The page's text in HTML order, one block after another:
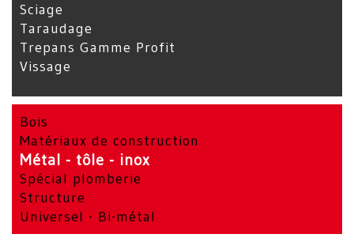
Sciage
Taraudage
Trepans Gamme Profit
Vissage
Bois
Matériaux de construction
Métal - tôle - inox
Spécial plomberie
Structure
Universel - Bi-métal